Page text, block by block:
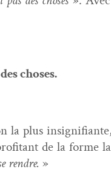
choses.
la plus
de la forme
ren­dre. »